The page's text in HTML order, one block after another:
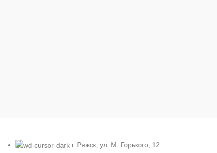
г. Ряжск, ул. М. Горького, 12